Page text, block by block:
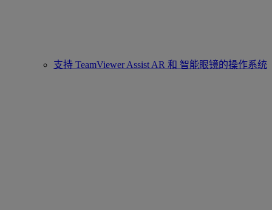
支持 TeamViewer Assist AR 和 智能眼镜的操作系统